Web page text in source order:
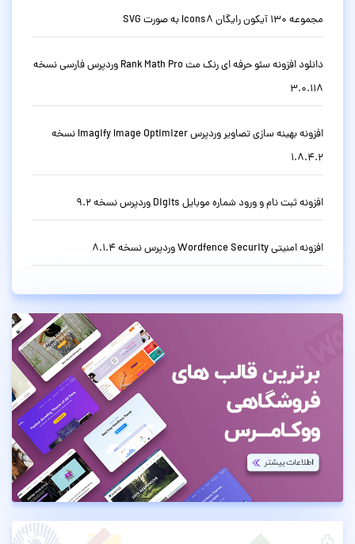
مجموعه 130 آیکون رایگان Icons8 به صورت SVG
دانلود افزونه سئو حرفه ای رنک مث Rank Math Pro وردپرس فارسی نسخه
3.0.118
افزونه بهینه سازی تصاویر وردپرس Imagify Image Optimizer نسخه
1.8.4.2
افزونه ثبت نام و ورود شماره موبایل Digits وردپرس نسخه 9.2
افزونه امنیتی Wordfence Security وردپرس نسخه 8.1.4